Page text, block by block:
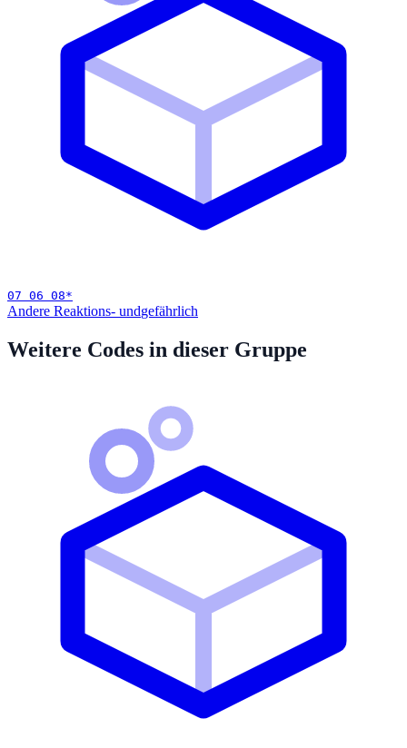
07 06 08*
Andere Reaktions- undgefährlich
Weitere Codes in dieser Gruppe